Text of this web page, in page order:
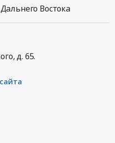
Востока
д. 65.